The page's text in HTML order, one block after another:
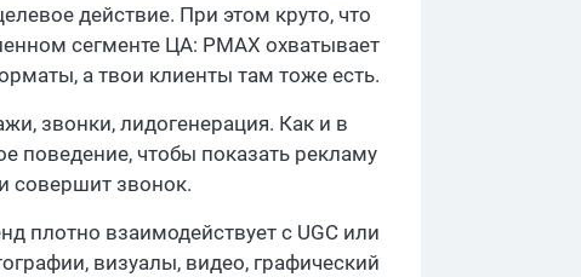
действие. При этом круто, что
сегменте ЦА: PMAX охватывает
а твои клиенты там тоже есть.
звонки, лидогенерация. Как и в
поведение, чтобы показать рекламу
совершит звонок.
плотно взаимодействует с UGC или
визуалы, видео, графический